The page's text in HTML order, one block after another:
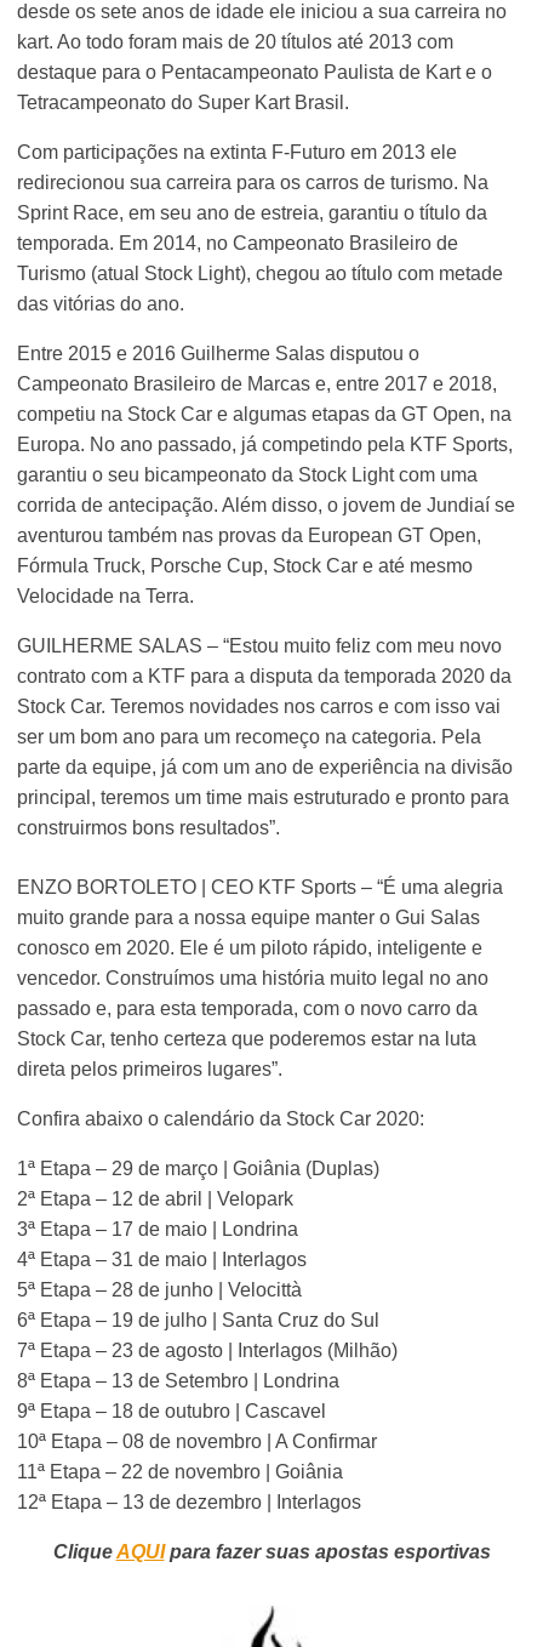
desde os sete anos de idade ele iniciou a sua carreira no
kart. Ao todo foram mais de 20 títulos até 2013 com
destaque para o Pentacampeonato Paulista de Kart e o
Tetracampeonato do Super Kart Brasil.
Com participações na extinta F-Futuro em 2013 ele
redirecionou sua carreira para os carros de turismo. Na
Sprint Race, em seu ano de estreia, garantiu o título da
temporada. Em 2014, no Campeonato Brasileiro de
Turismo (atual Stock Light), chegou ao título com metade
das vitórias do ano.
Entre 2015 e 2016 Guilherme Salas disputou o
Campeonato Brasileiro de Marcas e, entre 2017 e 2018,
competiu na Stock Car e algumas etapas da GT Open, na
Europa. No ano passado, já competindo pela KTF Sports,
garantiu o seu bicampeonato da Stock Light com uma
corrida de antecipação. Além disso, o jovem de Jundiaí se
aventurou também nas provas da European GT Open,
Fórmula Truck, Porsche Cup, Stock Car e até mesmo
Velocidade na Terra.
GUILHERME SALAS – “Estou muito feliz com meu novo
contrato com a KTF para a disputa da temporada 2020 da
Stock Car. Teremos novidades nos carros e com isso vai
ser um bom ano para um recomeço na categoria. Pela
parte da equipe, já com um ano de experiência na divisão
principal, teremos um time mais estruturado e pronto para
construirmos bons resultados”.
ENZO BORTOLETO | CEO KTF Sports – “É uma alegria
muito grande para a nossa equipe manter o Gui Salas
conosco em 2020. Ele é um piloto rápido, inteligente e
vencedor. Construímos uma história muito legal no ano
passado e, para esta temporada, com o novo carro da
Stock Car, tenho certeza que poderemos estar na luta
direta pelos primeiros lugares”.
Confira abaixo o calendário da Stock Car 2020:
1ª Etapa – 29 de março | Goiânia (Duplas)
2ª Etapa – 12 de abril | Velopark
3ª Etapa – 17 de maio | Londrina
4ª Etapa – 31 de maio | Interlagos
5ª Etapa – 28 de junho | Velocittà
6ª Etapa – 19 de julho | Santa Cruz do Sul
7ª Etapa – 23 de agosto | Interlagos (Milhão)
8ª Etapa – 13 de Setembro | Londrina
9ª Etapa – 18 de outubro | Cascavel
10ª Etapa – 08 de novembro | A Confirmar
11ª Etapa – 22 de novembro | Goiânia
12ª Etapa – 13 de dezembro | Interlagos
CliqueAQUIpara fazer suas apostas esportivas